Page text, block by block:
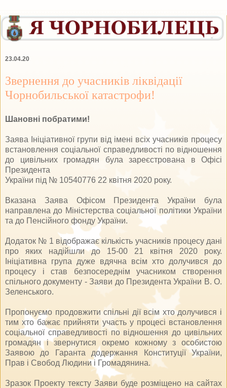
23.04.20
Звернення до учасників ліквідації
Чорнобильської катастрофи!
Шановні побратими!
Заява Ініціативної групи від імені всіх учасників процесу
встановлення соціальної справедливості по відношення
до цивільних громадян була зареєстрована в Офісі
Президента
України під № 10540776 22 квітня 2020 року.
Вказана Заява Офісом Президента України була
направлена до Міністерства соціальної політики України
та до Пенсійного фонду України.
Додаток № 1 відображає кількість учасників процесу дані
про яких надійшли до 15-00 21 квітня 2020 року.
Ініціативна група дуже вдячна всім хто долучився до
процесу і став безпосереднім учасником створення
спільного документу - Заяви до Президента України В. О.
Зеленського.
Пропонуємо продовжити спільні дії всім хто долучився і
тим хто бажає прийняти участь у процесі встановлення
соціальної справедливості по відношення до цивільних
громадян і звернутися окремо кожному з особистою
Заявою до Гаранта додержання Конституції України,
Прав і Свобод Людини і Громадянина.
Зразок Проекту тексту Заяви буде розміщено на сайтах